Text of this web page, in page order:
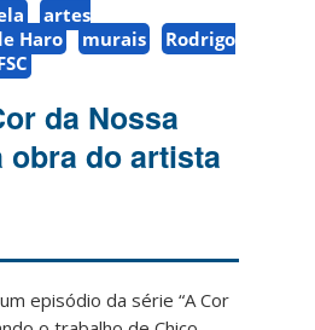
artes
Haro murais
Rodrigo
da Nossa
obra do artista
episódio da série “A Cor